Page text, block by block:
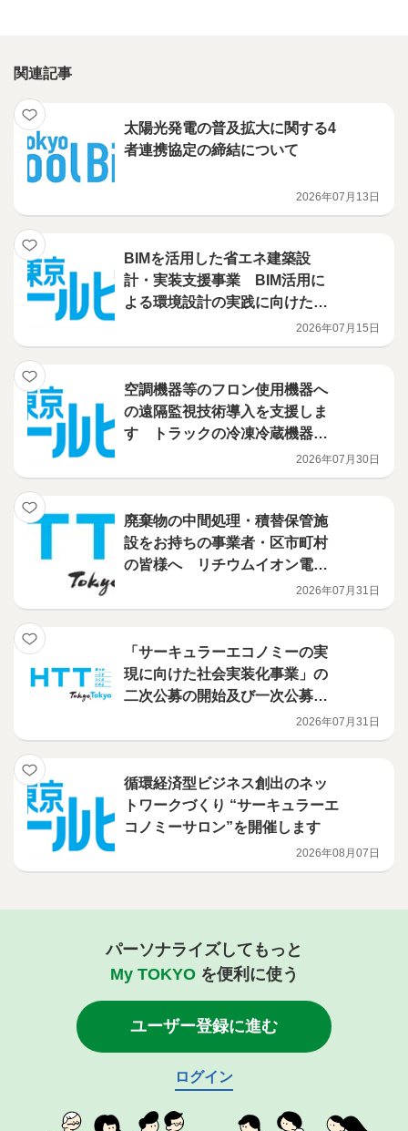
関連記事
太陽光発電の普及拡大に関する4
者連携協定の締結について
2026年07月13日
BIMを活用した省エネ建築設
計・実装支援事業 BIM活用に
よる環境設計の実践に向けたハ
2026年07月15日
空調機器等のフロン使用機器へ
の遠隔監視技術導入を支援しま
す トラックの冷凍冷蔵機器に
導入される技術を補助対象に追
加しました！ フロン漏えい防
進事業
2026年07月30日
廃棄物の中間処理・積替保管施
設をお持ちの事業者・区市町村
の皆様へ リチウムイオン電池
火災対策を、都が支援します
（電池検知機・火災検知機等の
2026年07月31日
「サーキュラーエコノミーの実
現に向けた社会実装化事業」の
二次公募の開始及び一次公募の
2026年07月31日
循環経済型ビジネス創出のネッ
トワークづくり “サーキュラーエ
コノミーサロン”を開催します
2026年08月07日
パーソナライズしてもっと
My TOKYOを便利に使う
ユーザー登録に進む
ログイン